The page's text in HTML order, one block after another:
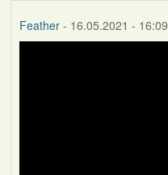
Feather- 16.05.2021 - 16:09